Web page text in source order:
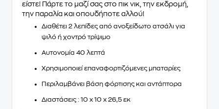
είστε! Πάρτε το μαζί σας στο πικ νικ, την εκδρομή,
την παραλία και οπουδήποτε αλλού!
Διαθέτει 2 λεπίδες από ανοξείδωτο ατσάλι για
ψιλό ή χοντρό τρίψιμο
Αυτονομία 40 λεπτά
Χρησιμοποιεί επαναφορτιζόμενες μπαταρίες
Περιλαμβάνει βάση φόρτισης και αντάπτορα
Διαστάσεις : 10 x 10 x 26,5 εκ